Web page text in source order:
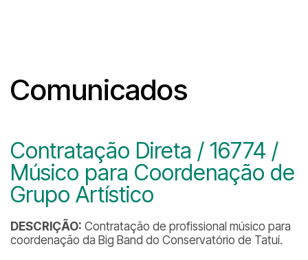
Comunicados
Contratação Direta / 16774 /
Músico para Coordenação de
Grupo Artístico
DESCRIÇÃO: Contratação de profissional músico para
coordenação da Big Band do Conservatório de Tatuí.